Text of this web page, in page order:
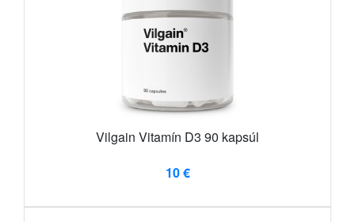
Vilgain Vitamín D3 90 kapsúl
10 €